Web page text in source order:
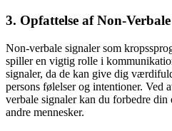
3. Opfattelse af Non-
Non-verbale signaler som
spiller en vigtig rolle i
signaler, da de kan give dig
persons følelser og intentioner. Ved
verbale signaler kan du forbedre din
andre mennesker.